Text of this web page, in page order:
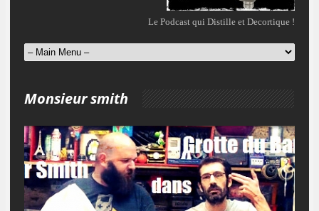
Le Podcast qui Distille et Decortique !
Monsieur smith